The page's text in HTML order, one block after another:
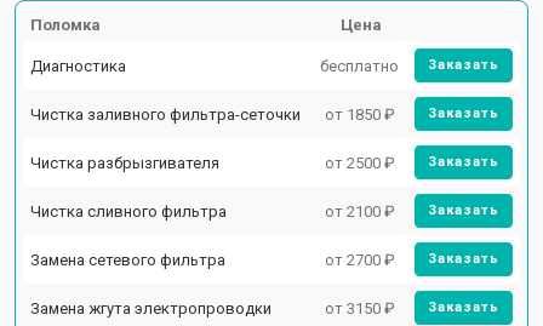
Поломка Цена
Диагностика бесплатно Заказать
Чистка заливного фильтра-сеточки от 1850 ₽ Заказать
Чистка разбрызгивателя от 2500 ₽ Заказать
Чистка сливного фильтра от 2100 ₽ Заказать
Замена сетевого фильтра от 2700 ₽ Заказать
Замена жгута электропроводки от 3150 ₽ Заказать